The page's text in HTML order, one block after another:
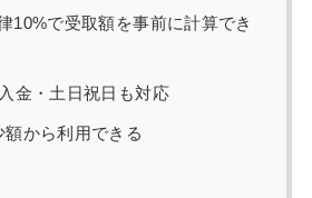
10%で受取額を事前に計算でき
金・土日祝日も対応
額から利用できる